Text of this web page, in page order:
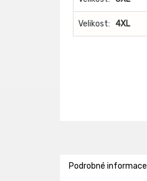
Velikost: 4XL
Podrobné informace